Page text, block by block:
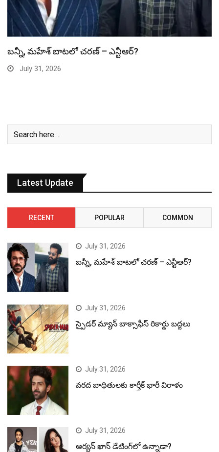
స్పైడర్ మ్యాన్ బాక్సాఫీస్ రికార్డు బద్దలు
July 31, 2026
Latest Update
RECENT POPULAR COMMON
July 31, 2026
బన్నీ, మహేశ్ బాటలో చరణ్ – ఎన్టీఆర్?
July 31, 2026
స్పైడర్ మ్యాన్ బాక్సాఫీస్ రికార్డు బద్దలు
July 31, 2026
వరద బాధితులకు కార్తీక్ భారీ విరాళం
July 31, 2026
ఆర్యన్ ఖాన్ డేటింగ్‌లో ఉన్నాడా?